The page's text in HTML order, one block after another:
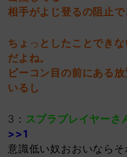
相手がよじ登るの阻止で
ちょ っ としたことでき
だよね。
ビーコン目の前にある
いるし
3： スプラプレイヤーさ
>>1
意識低い奴おおいなら